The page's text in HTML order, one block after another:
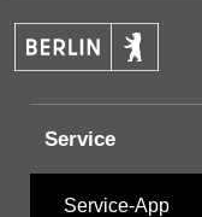
Service
Service-App